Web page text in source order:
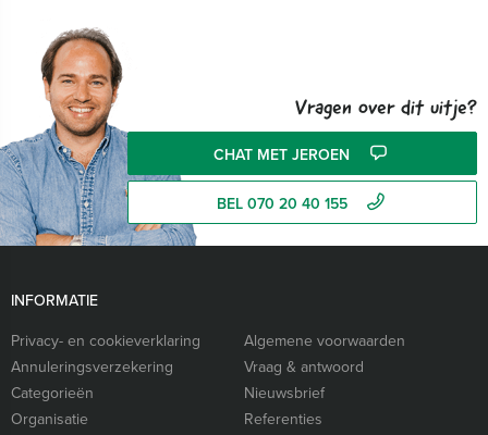
Vragen over dit uitje?
CHAT MET JEROEN
BEL 070 20 40 155
INFORMATIE
Privacy- en cookieverklaring
Algemene voorwaarden
Annuleringsverzekering
Vraag & antwoord
Categorieën
Nieuwsbrief
Organisatie
Referenties